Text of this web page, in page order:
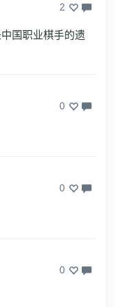
2
国职业棋手的遗
0
0
0